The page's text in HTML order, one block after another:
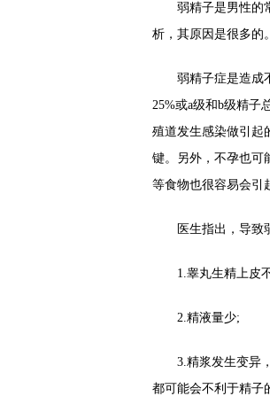
弱精子是男性的常
析，其原因是很多的
弱精子症是造成不
25%或a级和b级精子
殖道发生感染做引起
键。另外，不孕也可
等食物也很容易会引
医生指出，导致弱
1.睾丸生精上皮不
2.精液量少;
3.精浆发生变异，
都可能会不利于精子